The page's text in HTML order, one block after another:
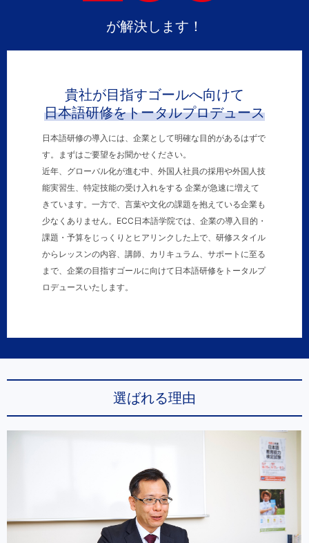
が解決します！
貴社が目指すゴールへ向けて
日本語研修をトータルプロデュース
日本語研修の導入には、企業として明確な目的があるはずで
す。まずはご要望をお聞かせください。
近年、グローバル化が進む中、外国人社員の採用や外国人技
能実習生、特定技能の受け入れをする 企業が急速に増えて
きています。一方で、言葉や文化の課題を抱えている企業も
少なくありません。ECC日本語学院では、企業の導入目的・
課題・予算をじっくりとヒアリンクした上で、研修スタイル
からレッスンの内容、講師、カリキュラム、サポートに至る
まで、企業の目指すゴールに向けて日本語研修をトータルプ
ロデュースいたします。
選ばれる理由